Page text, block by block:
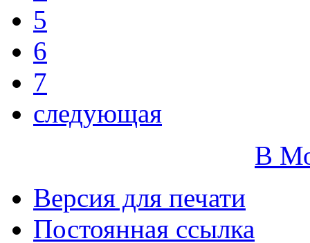
5
6
7
следующая
В
Версия для печати
Постоянная ссылка